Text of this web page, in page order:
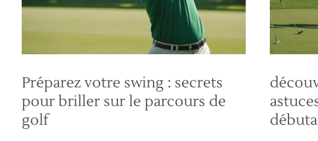
Préparez votre swing : secrets
pour briller sur le parcours de
golf